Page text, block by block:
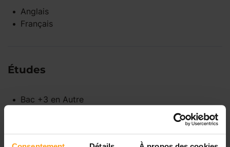
Anglais
Français
Études
Bac +3 en Autre
Diplôme dans le secteur du médico-social